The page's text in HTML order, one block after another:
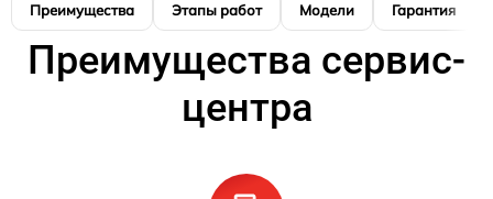
Преимущества Этапы работ Модели Гарантия
Преимущества сервис-
центра